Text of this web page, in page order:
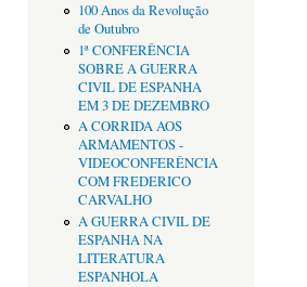
100 Anos da Revolução
de Outubro
1ª CONFERÊNCIA
SOBRE A GUERRA
CIVIL DE ESPANHA
EM 3 DE DEZEMBRO
A CORRIDA AOS
ARMAMENTOS -
VIDEOCONFERÊNCIA
COM FREDERICO
CARVALHO
A GUERRA CIVIL DE
ESPANHA NA
LITERATURA
ESPANHOLA